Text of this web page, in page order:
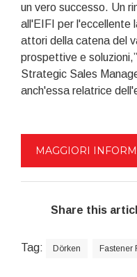
un vero successo. Un
all'EIFI per l'eccellente
attori della catena del
prospettive e
Strategic Sales
anch'essa relatrice
MAGGIORI
Share this
Tag: Dörken Fastener